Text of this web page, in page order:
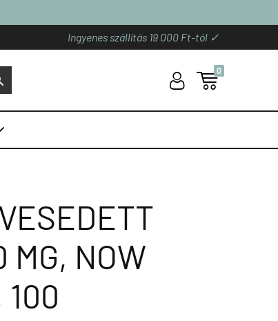
Ingyenes szállítás 19 000 Ft-tól ✓
U 
0
MG, NOW
100